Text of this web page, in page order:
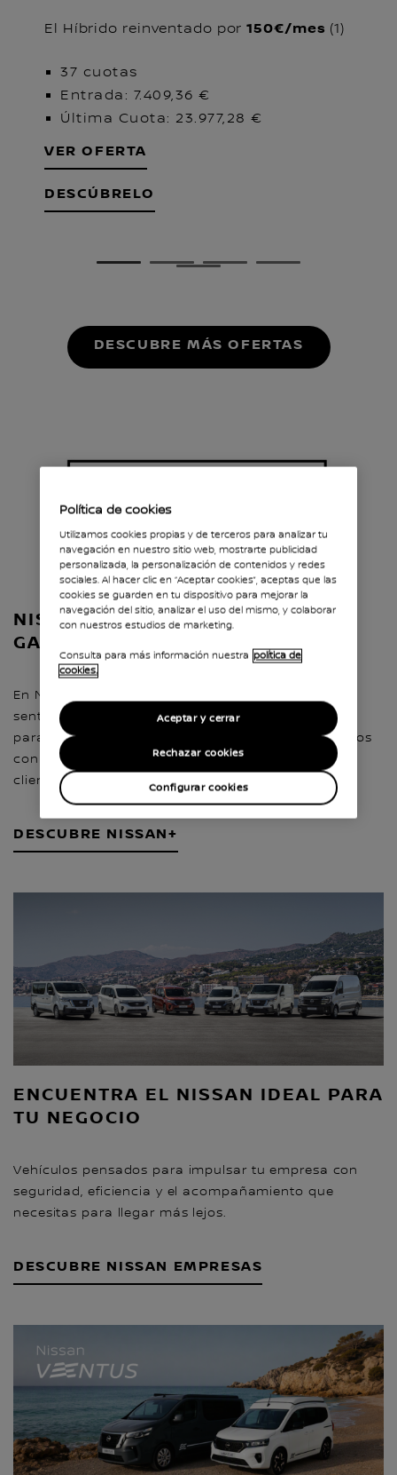
El Híbrido reinventado por150€/mes (1)
37 cuotas
Entrada: 7.409,36 €
Última Cuota: 23.977,28 €
VER OFERTA
DESCÚBRELO
1 2 3 4
5
DESCUBRE MÁS OFERTAS
NISSAN+: HASTA 10 AÑOS DE
GARANTÍA*
En Nissan sabemos lo importante que es para ti
sentirte seguro al volante, por eso vamos más allá
para brindarte la máxima tranquilidad hasta 10 años
con nuestro exclusivo programa de garantía para
clientes Nissan (*).
DESCUBRE NISSAN+
ENCUENTRA EL NISSAN IDEAL PARA
TU NEGOCIO
Vehículos pensados para impulsar tu empresa con
seguridad, eficiencia y el acompañamiento que
necesitas para llegar más lejos.
DESCUBRE NISSAN EMPRESAS
Política de cookies
Utilizamos cookies propias y de terceros para analizar tu
navegación en nuestro sitio web, mostrarte publicidad
personalizada, la personalización de contenidos y redes
sociales. Al hacer clic en “Aceptar cookies”, aceptas que las
cookies se guarden en tu dispositivo para mejorar la
navegación del sitio, analizar el uso del mismo, y colaborar
con nuestros estudios de marketing.
Consulta para más información nuestra política de
cookies.
Rechazar cookies
Aceptar y cerrar
Configurar cookies